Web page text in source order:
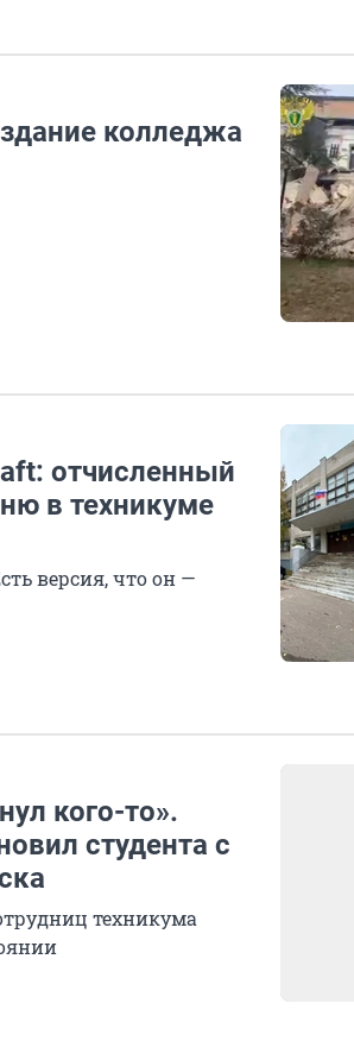
колледжа
отчисленный
в техникуме
версия, что он —
кого-то».
студента с
техникума